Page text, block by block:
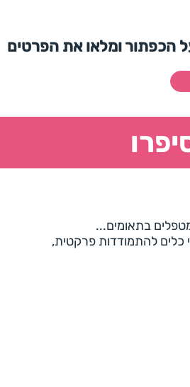
הכפתור ומלאו את הפרטים
בתאומים...
כלים להתמודדות פרקטית,